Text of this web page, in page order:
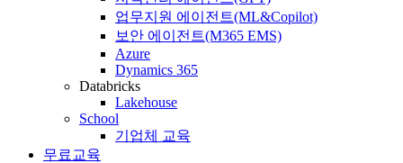
업무지원 에이전트(ML&Copilot)
보안 에이전트(M365 EMS)
Azure
Dynamics 365
Databricks
Lakehouse
School
기업체 교육
무료교육